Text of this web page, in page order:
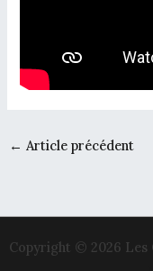
← Article précédent
Copyright © 2026 Les